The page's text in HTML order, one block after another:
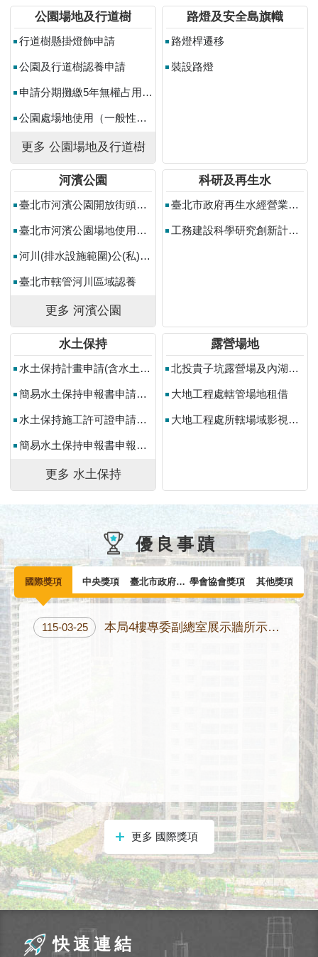
常
見
問
答
雙
詞
陳
系
政
府
網
料
放
告
隱
私
資
訊
政
策
聯
絡
方
式
本
局
暨
所
屬
各
處
聯
絡
電
話
公園場地及行道樹
行道樹懸掛燈飾申請
公園及行道樹認養申請
申請分期攤繳5年無權占用使用補償金
公園處場地使用（一般性活動）
更多 公園場地及行道樹
路燈及安全島旗幟
路燈桿遷移
裝設路燈
河濱公園
臺北市河濱公園開放街頭藝人展演場地使用登記申請
臺北市河濱公園場地使用申請(營利性及非營利性活動)
河川(排水設施範圍)公(私)地一般使用申請
臺北市轄管河川區域認養
更多 河濱公園
科研及再生水
臺北市政府再生水經營業籌設許可審查
工務建設科學研究創新計畫補助
水土保持
水土保持計畫申請(含水土保持計畫變更設計申請)
簡易水土保持申報書申請（含簡易水土保持申報書變更設計申請）
水土保持施工許可證申請（水土保持計畫申報開工）
簡易水土保持申報書申報開工
更多 水土保持
露營場地
北投貴子坑露營場及內湖碧山露營場申請使用
大地工程處轄管場地租借
大地工程處所轄場域影視拍攝申請
優良事蹟
國際獎項 中央獎項 臺北市政府獎項 學會協會獎項 其他獎項
115-03-25 本局4樓專委副總室展示牆所示國際獎項40座，為截至115年6月底之統計數。
更多 國際獎項
快速連結